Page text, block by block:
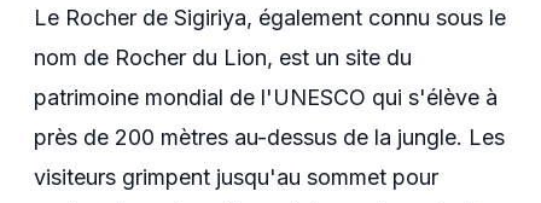
Le Rocher de Sigiriya, également connu sous le
nom de Rocher du Lion, est un site du
patrimoine mondial de l'UNESCO qui s'élève à
près de 200 mètres au-dessus de la jungle. Les
visiteurs grimpent jusqu'au sommet pour